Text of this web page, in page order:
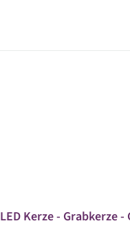
LED Kerze - Grabkerze